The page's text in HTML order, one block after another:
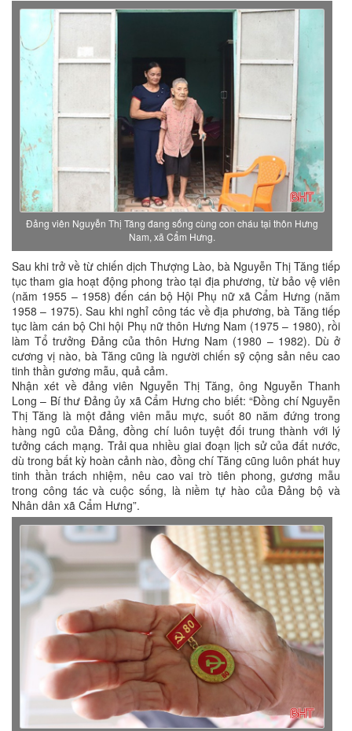
Đảng viên Nguyễn Thị Tăng đang sống cùng con cháu tại thôn Hưng
Nam, xã Cẩm Hưng.
Sau khi trở về từ chiến dịch Thượng Lào, bà Nguyễn Thị Tăng tiếp
tục tham gia hoạt động phong trào tại địa phương, từ bảo vệ viên
(năm 1955 – 1958) đến cán bộ Hội Phụ nữ xã Cẩm Hưng (năm
1958 – 1975). Sau khi nghỉ công tác về địa phương, bà Tăng tiếp
tục làm cán bộ Chi hội Phụ nữ thôn Hưng Nam (1975 – 1980), rồi
làm Tổ trưởng Đảng của thôn Hưng Nam (1980 – 1982). Dù ở
cương vị nào, bà Tăng cũng là người chiến sỹ cộng sản nêu cao
tinh thần gương mẫu, quả cảm.
Nhận xét về đảng viên Nguyễn Thị Tăng, ông Nguyễn Thanh
Long – Bí thư Đảng ủy xã Cẩm Hưng cho biết: “Đồng chí Nguyễn
Thị Tăng là một đảng viên mẫu mực, suốt 80 năm đứng trong
hàng ngũ của Đảng, đồng chí luôn tuyệt đối trung thành với lý
tưởng cách mạng. Trải qua nhiều giai đoạn lịch sử của đất nước,
dù trong bất kỳ hoàn cảnh nào, đồng chí Tăng cũng luôn phát huy
tinh thần trách nhiệm, nêu cao vai trò tiên phong, gương mẫu
trong công tác và cuộc sống, là niềm tự hào của Đảng bộ và
Nhân dân xã Cẩm Hưng”.